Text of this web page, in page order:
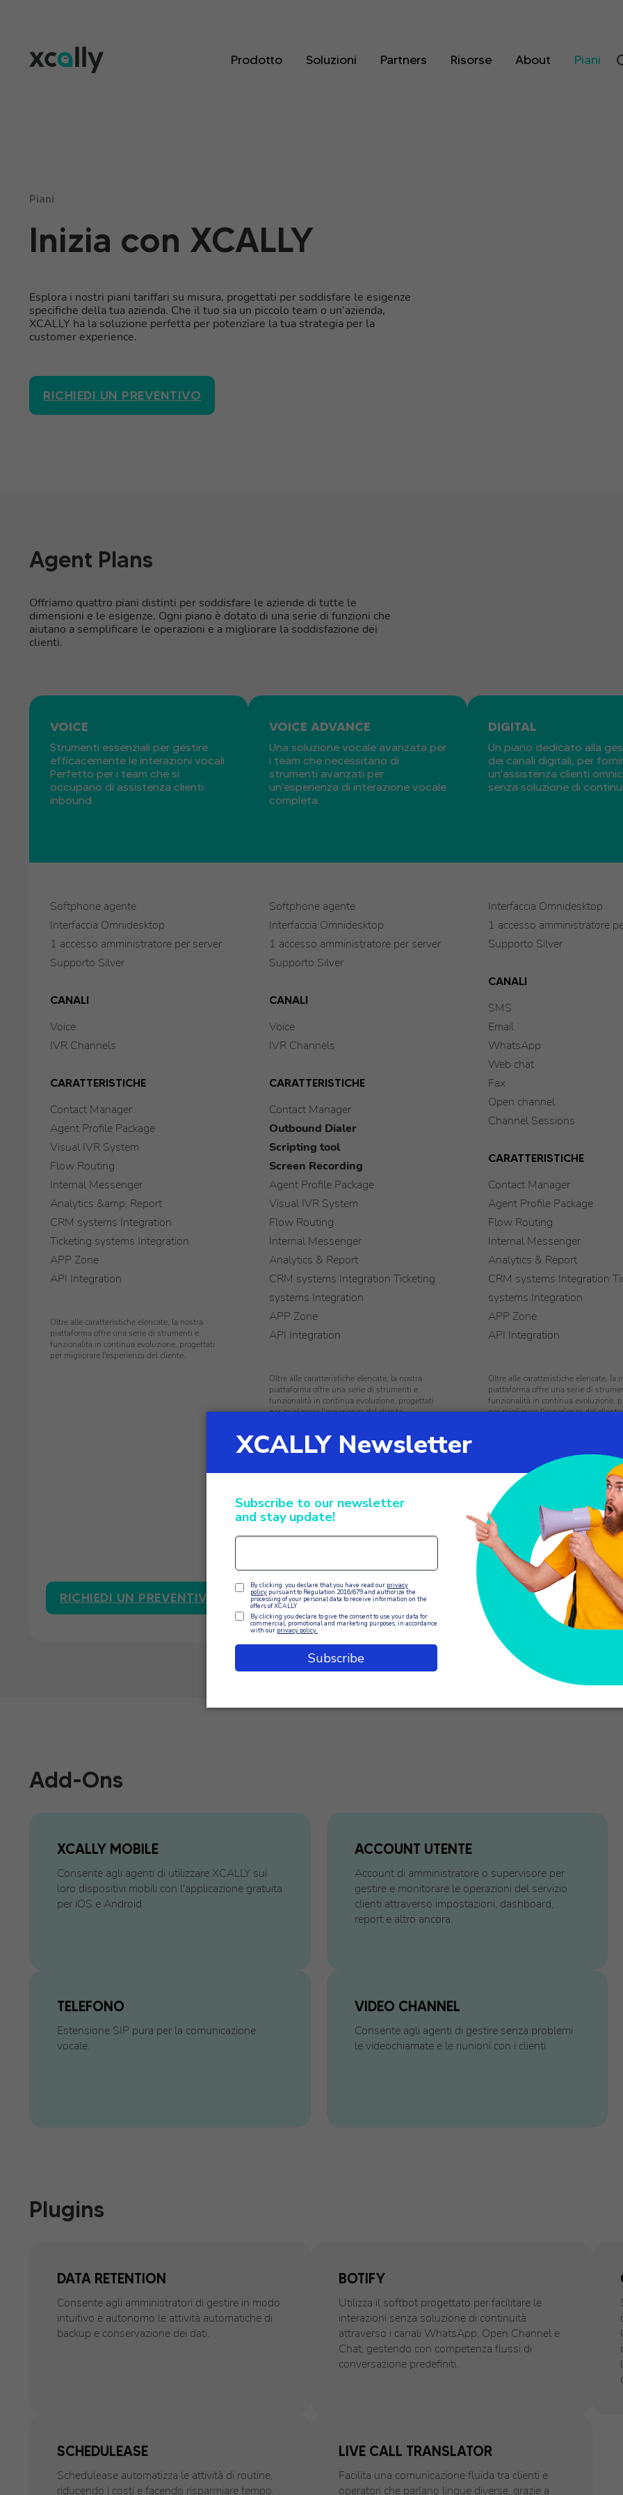
Prodotto Soluzioni Partners Risorse About Piani
Piani
Inizia con XCALLY
Esplora i nostri piani tariffari su misura, progettati per soddisfare le esigenze
specifiche della tua azienda. Che il tuo sia un piccolo team o un’azienda,
XCALLY ha la soluzione perfetta per potenziare la tua strategia per la
customer experience.
RICHIEDI UN PREVENTIVO
Agent Plans
Offriamo quattro piani distinti per soddisfare le aziende di tutte le
dimensioni e le esigenze. Ogni piano è dotato di una serie di funzioni che
aiutano a semplificare le operazioni e a migliorare la soddisfazione dei
clienti.
VOICE
Strumenti essenziali per gestire
efficacemente le interazioni vocali.
Perfetto per i team che si
occupano di assistenza clienti
inbound.
Softphone agente
Interfaccia Omnidesktop
1 accesso amministratore per server
Supporto Silver
CANALI
Voice
IVR Channels
CARATTERISTICHE
Contact Manager
Agent Profile Package
Visual IVR System
Flow Routing
Internal Messenger
Analytics &amp; Report
CRM systems Integration
Ticketing systems Integration
APP Zone
API Integration
Oltre alle caratteristiche elencate, la nostra
piattaforma offre una serie di strumenti e
funzionalità in continua evoluzione, progettati
per migliorare l'esperienza del cliente.
RICHIEDI UN PREVENTIVO
VOICE ADVANCE
Una soluzione vocale avanzata per
i team che necessitano di
strumenti avanzati per
un'esperienza di interazione vocale
completa.
Softphone agente
Interfaccia Omnidesktop
1 accesso amministratore per server
Supporto Silver
CANALI
Voice
IVR Channels
CARATTERISTICHE
Contact Manager
Outbound Dialer
Scripting tool
Screen Recording
Agent Profile Package
Visual IVR System
Flow Routing
Internal Messenger
Analytics & Report
CRM systems Integration Ticketing
systems Integration
APP Zone
API Integration
Oltre alle caratteristiche elencate, la nostra
piattaforma offre una serie di strumenti e
funzionalità in continua evoluzione, progettati
per migliorare l'esperienza del cliente.
RICHIEDI UN PREVENTIVO
DIGITAL
Un piano dedicato alla
dei canali digitali, per
un'assistenza clienti
senza soluzione di
Interfaccia Omnidesktop
1 accesso amministratore
Supporto Silver
CANALI
SMS
Email
WhatsApp
Web chat
Fax
Open channel
Channel Sessions
CARATTERISTICHE
Contact Manager
Agent Profile Package
Flow Routing
Internal Messenger
Analytics & Report
CRM systems Integration
systems Integration
APP Zone
API Integration
Oltre alle caratteristiche elencate, la
piattaforma offre una serie di
funzionalità in continua evoluzione,
per migliorare l'esperienza del cliente.
RICHIEDI UN
Add-Ons
XCALLY MOBILE
Consente agli agenti di utilizzare XCALLY sui
loro dispositivi mobili con l'applicazione gratuita
per iOS e Android.
ACCOUNT UTENTE
Account di amministratore o supervisore per
gestire e monitorare le operazioni del servizio
clienti attraverso impostazioni, dashboard,
report e altro ancora.
TELEFONO
Estensione SIP pura per la comunicazione
vocale.
VIDEO CHANNEL
Consente agli agenti di gestire senza problemi
le videochiamate e le riunioni con i clienti.
Plugins
DATA RETENTION
Consente agli amministratori di gestire in modo
intuitivo e autonomo le attività automatiche di
backup e conservazione dei dati.
BOTIFY
Utilizza il softbot progettato per facilitare le
interazioni senza soluzione di continuità
attraverso i canali WhatsApp, Open Channel e
Chat, gestendo con competenza flussi di
conversazione predefiniti.
SCHEDULEASE
Schedulease automatizza le attività di routine,
riducendo i costi e facendo risparmiare tempo.
LIVE CALL TRANSLATOR
Facilita una comunicazione fluida tra clienti e
operatori che parlano lingue diverse, grazie a